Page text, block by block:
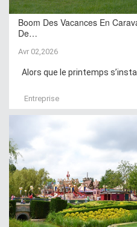
Boom Des Vacances En
De…
Avr 02,2026
Alors que le printemps
Entreprise